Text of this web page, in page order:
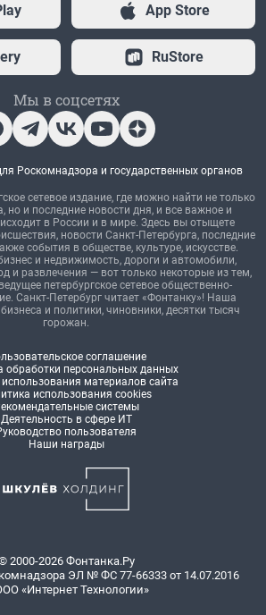
App Store
RuStore
Мы в соцсетях
Роскомнадзора и государственных органов
сетевое издание, где можно найти не только
но и последние новости дня, и все важное и
в России и в мире. Здесь вы отыщете
новости Санкт-Петербурга, последние
события в обществе, культуре, искусстве.
и недвижимость, дороги и автомобили,
и развлечения — вот только некоторые из тем,
петербургское сетевое общественно-
Санкт-Петербург читает «Фонтанку»! Наша
и политики, чиновники, десятки тысяч
горожан.
соглашение
обработки персональных данных
материалов сайта
использования cookies
системы
Деятельность в сфере ИТ
пользователя
Наши награды
2000-2026 Фонтанка.Ру
ЭЛ № ФС 77-66333 от 14.07.2016
«Интернет Технологии»